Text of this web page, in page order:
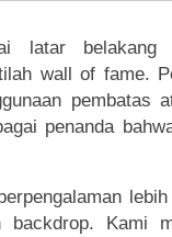
latar belakang
wall of fame.
pembatas
penanda
backdrop. Kami